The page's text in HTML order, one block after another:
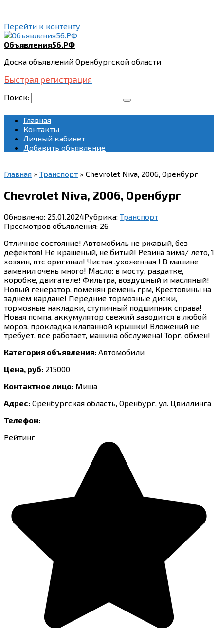
Перейти к контенту
Объявления56.РФ
Доска объявлений Оренбургской области
Быстрая регистрация
Поиск:
Главная
Контакты
Личный кабинет
Добавить объявление
Главная » Транспорт » Chevrolet Niva, 2006, Оренбург
Chevrolet Niva, 2006, Оренбург
Обновлено: 25.01.2024Рубрика: Транспорт
Просмотров объявления: 26
Отличное состояние! Автомобиль не ржавый, без
дефектов! Не крашеный, не битый! Резина зима/ лето, 1
хозяин, птс оригинал! Чистая ,ухоженная ! В машине
заменил очень много! Масло: в мосту, раздатке,
коробке, двигателе! Фильтра, воздушный и масляный!
Новый генератор, поменян ремень грм, Крестовины на
заднем кардане! Передние тормозные диски,
тормозные накладки, ступичный подшипник справа!
Новая помпа, аккумулятор свежий заводится в любой
мороз, прокладка клапанной крышки! Вложений не
требует, все работает, машина обслужена! Торг, обмен!
Категория объявления: Автомобили
Цена, руб: 215000
Контактное лицо: Миша
Адрес: Оренбургская область, Оренбург, ул. Цвиллинга
Телефон:
Рейтинг